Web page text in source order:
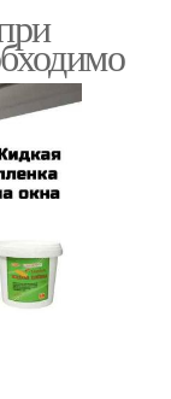
во время
для защиты
с окон